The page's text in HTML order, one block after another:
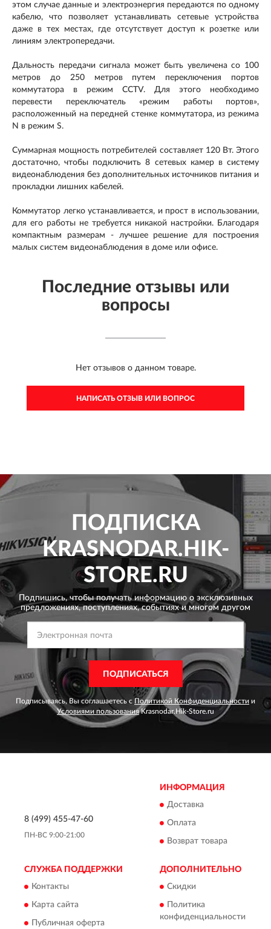
этом случае данные и электроэнергия передаются по одному
кабелю, что позволяет устанавливать сетевые устройства
даже в тех местах, где отсутствует доступ к розетке или
линиям электропередачи.
Дальность передачи сигнала может быть увеличена со 100
метров до 250 метров путем переключения портов
коммутатора в режим CCTV. Для этого необходимо
перевести переключатель «режим работы портов»,
расположенный на передней стенке коммутатора, из режима
N в режим S.
Суммарная мощность потребителей составляет 120 Вт. Этого
достаточно, чтобы подключить 8 сетевых камер в систему
видеонаблюдения без дополнительных источников питания и
прокладки лишних кабелей.
Коммутатор легко устанавливается, и прост в использовании,
для его работы не требуется никакой настройки. Благодаря
компактным размерам - лучшее решение для построения
малых систем видеонаблюдения в доме или офисе.
Последние отзывы или
вопросы
Нет отзывов о данном товаре.
НАПИСАТЬ ОТЗЫВ ИЛИ ВОПРОС
ПОДПИСКА
KRASNODAR.HIK-
STORE.RU
Подпишись, чтобы получать информацию о эксклюзивных
предложениях,поступлениях, событиях и многом другом
ПОДПИСАТЬСЯ
Подписываясь, Вы соглашаетесь с Политикой Конфиденциальности и
Условиями пользованияKrasnodar.Hik-Store.ru
8 (499) 455-47-60
ПН-ВС 9:00-21:00
ИНФОРМАЦИЯ
Доставка
Оплата
Возврат товара
СЛУЖБА ПОДДЕРЖКИ
Контакты
Карта сайта
Публичная оферта
ДОПОЛНИТЕЛЬНО
Скидки
Политика
конфиденциальности